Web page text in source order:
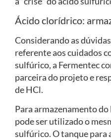
Ácido clorídrico:
Considerando as
referente aos cuidados
sulfúrico, a Fermentec
parceira do projeto e
de HCl.
Para armazenamento
pode ser utilizado o
sulfúrico. O tanque para